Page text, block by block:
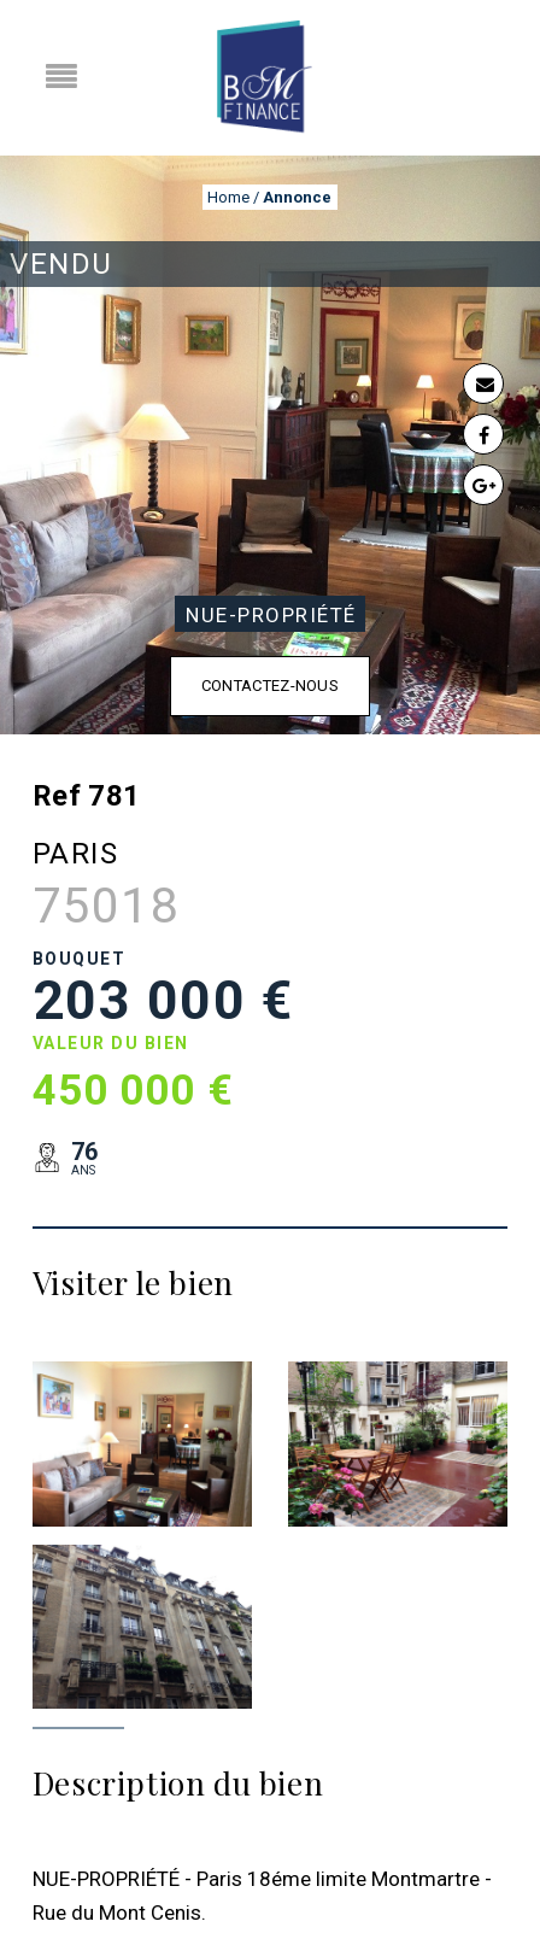
VENDU
Home / Annonce
ANNONCE
NUE-PROPRIÉTÉ
CONTACTEZ-NOUS
Ref 781
PARIS
75018
BOUQUET
203 000 €
VALEUR DU BIEN
450 000 €
76
ANS
Visiter le bien
Description du bien
NUE-PROPRIÉTÉ - Paris 18éme limite Montmartre -
Rue du Mont Cenis.